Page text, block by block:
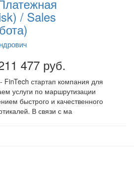
/ Sales
477 руб.
стартап компания для
услуги по маршрутизации
быстрого и качественного
В связи с ма